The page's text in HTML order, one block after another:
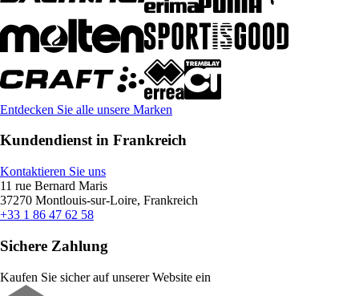
Entdecken Sie alle unsere Marken
Kundendienst in Frankreich
Kontaktieren Sie uns
11 rue Bernard Maris
37270 Montlouis-sur-Loire, Frankreich
+33 1 86 47 62 58
Sichere Zahlung
Kaufen Sie sicher auf unserer Website ein